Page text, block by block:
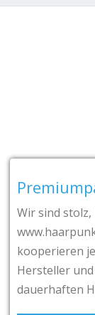
sind stolz,
jetzt
und